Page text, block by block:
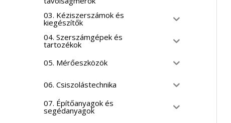
03. Kéziszerszámok és
kiegészítők
04. Szerszámgépek és
tartozékok
05. Mérőeszközök
06. Csiszolástechnika
07. Építőanyagok és
segédanyagok